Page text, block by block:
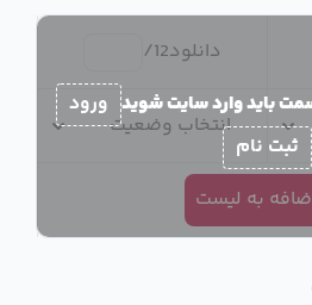
دانلود12
/
انتخاب وضعیت
به لیست
باید وارد سایت شوید ورود
ثبت نام